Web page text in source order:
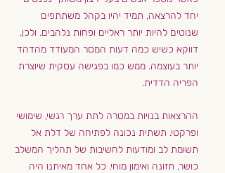
יחד להרצאה, תמיד יהיו בקהל משתתפים
שנוטים להיות יותר ראליים ופחות נלהבים. ולכן,
דווקא כשיש כמה דעות המסר המעודד מהדהד
יותר בעוצמה. ממש כמו בפגישה עסקית שיוצרת
הפריה הדדית.
ההרצאות בנויות במטרה לתת ערך רגשי, שימושי
ופרקטי. תשתית נכונה לפתיחה של דלת אל
תשומת לב ומודעות לחשיבות של תהליך המשלב
כושר, תזונה ואימון מוחי. כל אחד מאיתנו היה